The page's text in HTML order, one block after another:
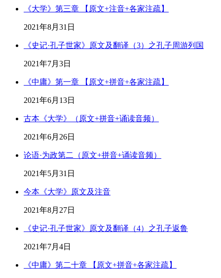
《大学》第三章 【原文+注音+各家注疏】
2021年8月31日
《史记·孔子世家》原文及翻译（3）之孔子周游列国
2021年7月3日
《中庸》第一章 【原文+拼音+各家注疏】
2021年6月13日
古本《大学》（原文+拼音+诵读音频）
2021年6月26日
论语·为政第二（原文+拼音+诵读音频）
2021年5月31日
今本《大学》原文及注音
2021年8月27日
《史记·孔子世家》原文及翻译（4）之孔子返鲁
2021年7月4日
《中庸》第二十章 【原文+拼音+各家注疏】